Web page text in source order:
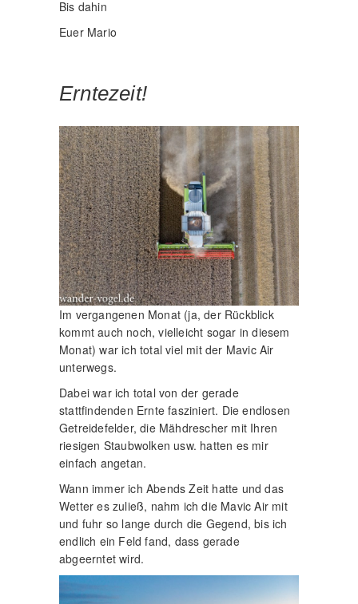
Bis dahin
Euer Mario
Erntezeit!
Im vergangenen Monat (ja, der Rückblick
kommt auch noch, vielleicht sogar in diesem
Monat) war ich total viel mit der Mavic Air
unterwegs.
Dabei war ich total von der gerade
stattfindenden Ernte fasziniert. Die endlosen
Getreidefelder, die Mähdrescher mit Ihren
riesigen Staubwolken usw. hatten es mir
einfach angetan.
Wann immer ich Abends Zeit hatte und das
Wetter es zuließ, nahm ich die Mavic Air mit
und fuhr so lange durch die Gegend, bis ich
endlich ein Feld fand, dass gerade
abgeerntet wird.